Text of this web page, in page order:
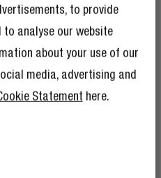
to provide
analyse our website
about your use of our
media, advertising and
Statement here.
następującym po
konsumenta lub osobę
przez konsumenta,
lub: